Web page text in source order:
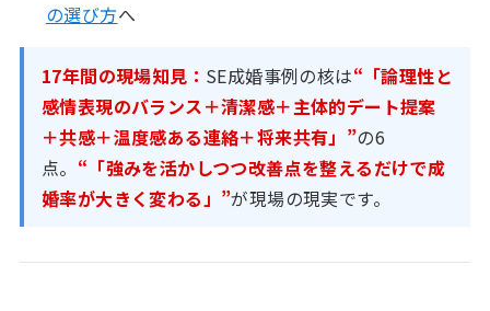
の選び方へ
17年間の現場知見： SE成婚事例の核は“「論理性と
感情表現のバランス＋清潔感＋主体的デート提案
＋共感＋温度感ある連絡＋将来共有」”の6
点。 “「強みを活かしつつ改善点を整えるだけで成
婚率が大きく変わる」”が現場の現実です。